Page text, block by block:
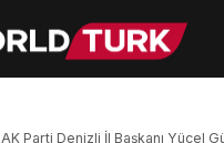
AK Parti Denizli İl Başkanı Yücel